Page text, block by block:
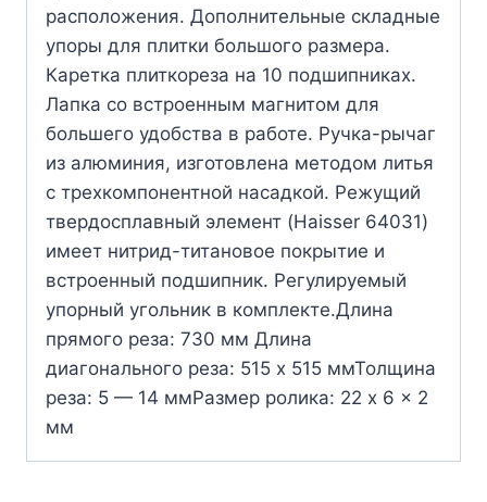
расположения. Дополнительные складные
упоры для плитки большого размера.
Каретка плиткореза на 10 подшипниках.
Лапка со встроенным магнитом для
большего удобства в работе. Ручка-рычаг
из алюминия, изготовлена методом литья
с трехкомпонентной насадкой. Режущий
твердосплавный элемент (Haisser 64031)
имеет нитрид-титановое покрытие и
встроенный подшипник. Регулируемый
упорный угольник в комплекте.Длина
прямого реза: 730 мм Длина
диагонального реза: 515 x 515 ммТолщина
реза: 5 — 14 ммРазмер ролика: 22 x 6 x 2
мм